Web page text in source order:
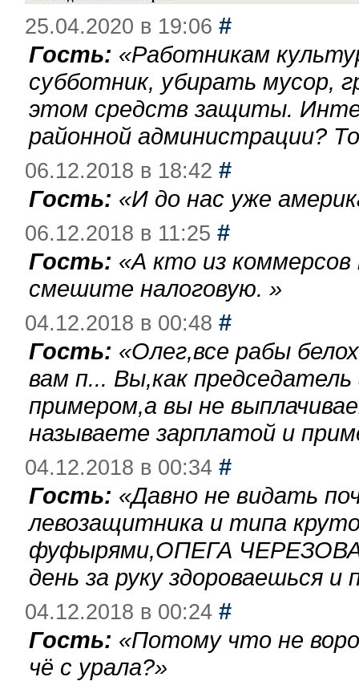
25.04.2020 в 19:06 #
Гость: «Работникам
субботник, убирать мусор,
этом средств защиты.
районной администрации?
06.12.2018 в 18:42 #
Гость: «И до нас уже
06.12.2018 в 11:25 #
Гость: «А кто из
смешите налоговую. »
04.12.2018 в 00:48 #
Гость: «Олег,все рабы
вам п... Вы,как
примером,а вы не
называете зарплатой и
04.12.2018 в 00:34 #
Гость: «Давно не видать
левозащитника и типа
фуфырями,ОПЕГА
день за руку здороваешься
04.12.2018 в 00:24 #
Гость: «Потому что не
чё с урала?»